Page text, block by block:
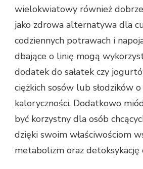
wielokwiatowy również
jako zdrowa alternatywa dla
codziennych potrawach i
dbające o linię mogą
dodatek do sałatek czy
ciężkich sosów lub słodzików
kaloryczności. Dodatkowo
być korzystny dla osób
dzięki swoim właściwościom
metabolizm oraz detoksykację